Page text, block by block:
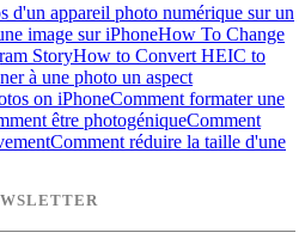
d'un appareil photo numérique sur un
image sur iPhoneHow To Change
StoryHow to Convert HEIC to
à une photo un aspect
on iPhoneComment formater une
être photogéniqueComment
Comment réduire la taille d'une